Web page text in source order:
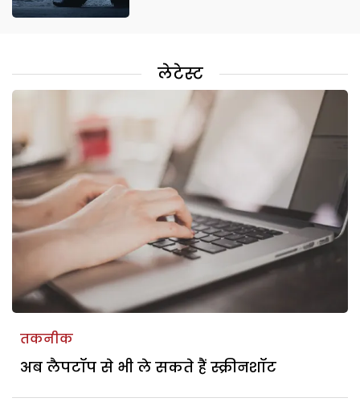
लेटेस्ट
तकनीक
अब लैपटॉप से भी ले सकते हैं स्क्रीनशॉट